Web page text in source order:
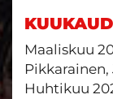
Maaliskuu
Huhtikuu